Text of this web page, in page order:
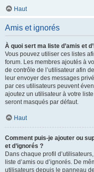
Haut
Amis et ignorés
À quoi sert ma liste d’amis et
Vous pouvez utiliser ces listes
forum. Les membres ajoutés à
de contrôle de l’utilisateur afin
leur envoyer des messages
par ces utilisateurs peuvent
ajoutez un utilisateur à votre
seront masqués par défaut.
Haut
Comment puis-je ajouter ou
et d’ignorés ?
Dans chaque profil
liste d’amis ou d’ignorés. De
utilisateurs depuis le panneau